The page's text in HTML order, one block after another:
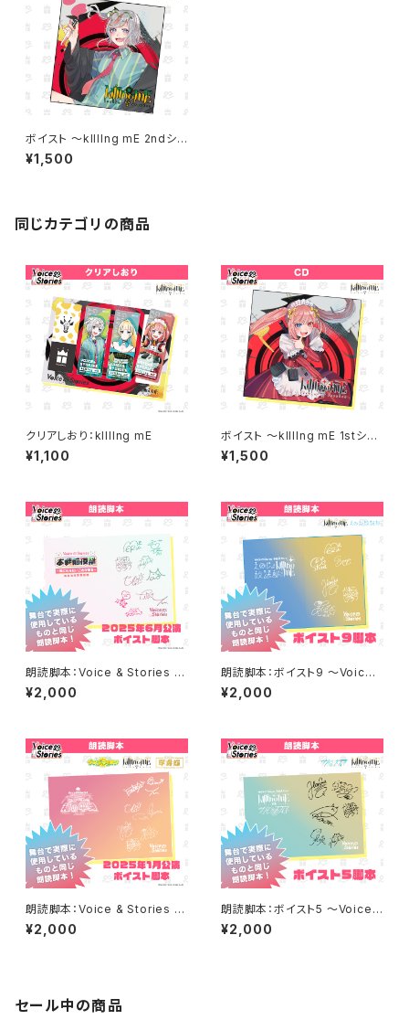
ボイスト ～kIllIng mE 2ndシン
グル～ CD
¥1,500
同じカテゴリの商品
クリアしおり：kIllIng mE
¥1,100
ボイスト ～kIllIng mE 1stシン
グル～ CD
¥1,500
朗読脚本：Voice & Stories ボ
イスト 本戦前夜祭 〜君に伝え
たいことがある〜 私たちの決意
¥2,000
朗読脚本：ボイスト9 ～Voice
& Stories 予選Aブロック『えの
じょ放送部 vs. kIllIng mE』～
¥2,000
朗読脚本：Voice & Stories 新
春特別オンライン公演 kIllIng
mE VS.牢毒蝶 VS. ダンデライ
¥2,000
朗読脚本：ボイスト5 ～Voice
& Stories 予選Aブロック 『kIll
Ing mE vs. サイバスフィア』～
¥2,000
セール中の商品